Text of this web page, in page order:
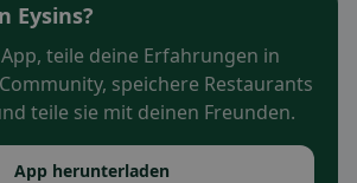
Eysins?
teile deine Erfahrungen in
speichere Restaurants
teile sie mit deinen Freunden.
App herunterladen